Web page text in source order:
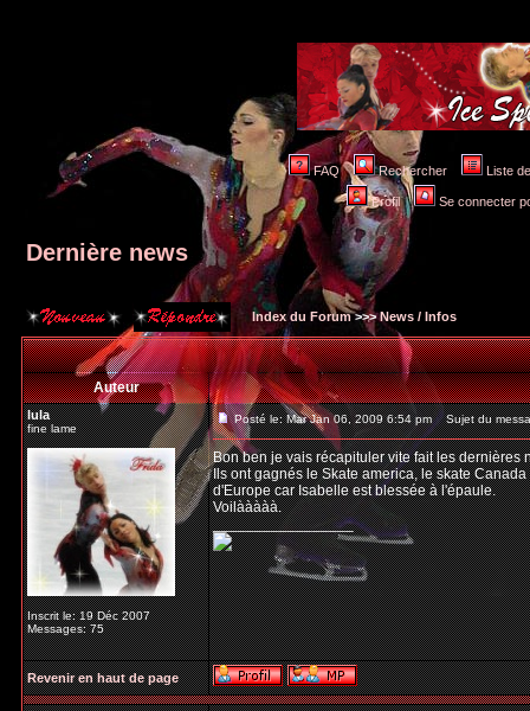
FAQ Rechercher Liste
Profil Se connecter
Dernière news
Index du Forum>>>News / Infos
Auteur
lula
fine lame
Inscrit le: 19 Déc 2007
Messages: 75
Posté le: Mar Jan 06, 2009 6:54 pm Sujet du
Bon ben je vais récapituler vite fait les dernières
Ils ont gagnés le Skate america, le skate
d'Europe car Isabelle est blessée à l'épaule.
Voilààààà.
_________________
Revenir en haut de page